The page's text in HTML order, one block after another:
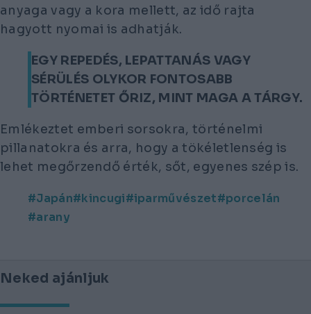
anyaga vagy a kora mellett, az idő rajta
hagyott nyomai is adhatják.
EGY REPEDÉS, LEPATTANÁS VAGY
SÉRÜLÉS OLYKOR FONTOSABB
TÖRTÉNETET ŐRIZ, MINT MAGA A TÁRGY.
Emlékeztet emberi sorsokra, történelmi
pillanatokra és arra, hogy a tökéletlenség is
lehet megőrzendő érték, sőt, egyenes szép is.
Japán kincugi iparművészet
porcelán
arany
Neked ajánljuk